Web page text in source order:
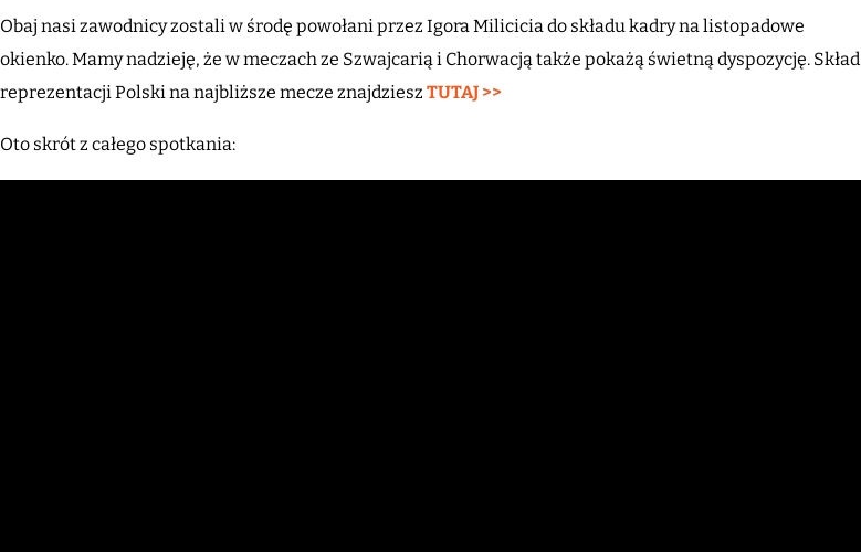
Obaj nasi zawodnicy zostali w środę powołani przez Igora Milicicia do składu kadry na listopadowe
okienko. Mamy nadzieję, że w meczach ze Szwajcarią i Chorwacją także pokażą świetną dyspozycję. Skład
reprezentacji Polski na najbliższe mecze znajdziesz TUTAJ >>
Oto skrót z całego spotkania: